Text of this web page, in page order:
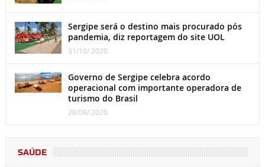
Sergipe será o destino mais procurado pós
pandemia, diz reportagem do site UOL
31/10/ 2020
Governo de Sergipe celebra acordo
operacional com importante operadora de
turismo do Brasil
28/09/ 2020
SAÚDE